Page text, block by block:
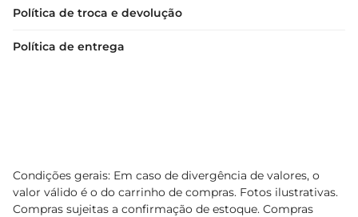
Política de troca e devolução
Política de entrega
Condições gerais: Em caso de divergência de valores, o
valor válido é o do carrinho de compras. Fotos ilustrativas.
Compras sujeitas a confirmação de estoque. Compras